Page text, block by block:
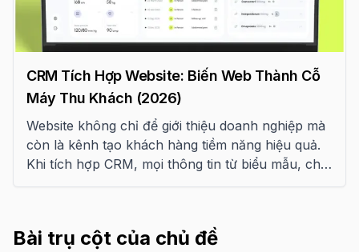
CRM Tích Hợp Website: Biến Web Thành Cỗ
Máy Thu Khách (2026)
Website không chỉ để giới thiệu doanh nghiệp mà
còn là kênh tạo khách hàng tiềm năng hiệu quả.
Khi tích hợp CRM, mọi thông tin từ biểu mẫu, chat
lệ chuyển đổi.
Bài trụ cột của chủ đề